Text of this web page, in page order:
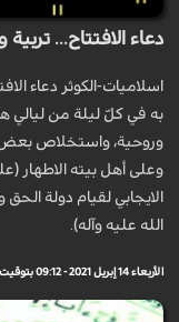
دعاء الافتتاح...
اسلاميات-الكوثر دعاء
به في كلّ ليلة من ليالي
وروحية، واستخلاص بعض
وعلى أهل بيته الاطهار
الايجابي لقيام دولة
الله عليه وآله).
الأربعاء 14 إبريل 2021 - 09:12 بتوقيت مكة